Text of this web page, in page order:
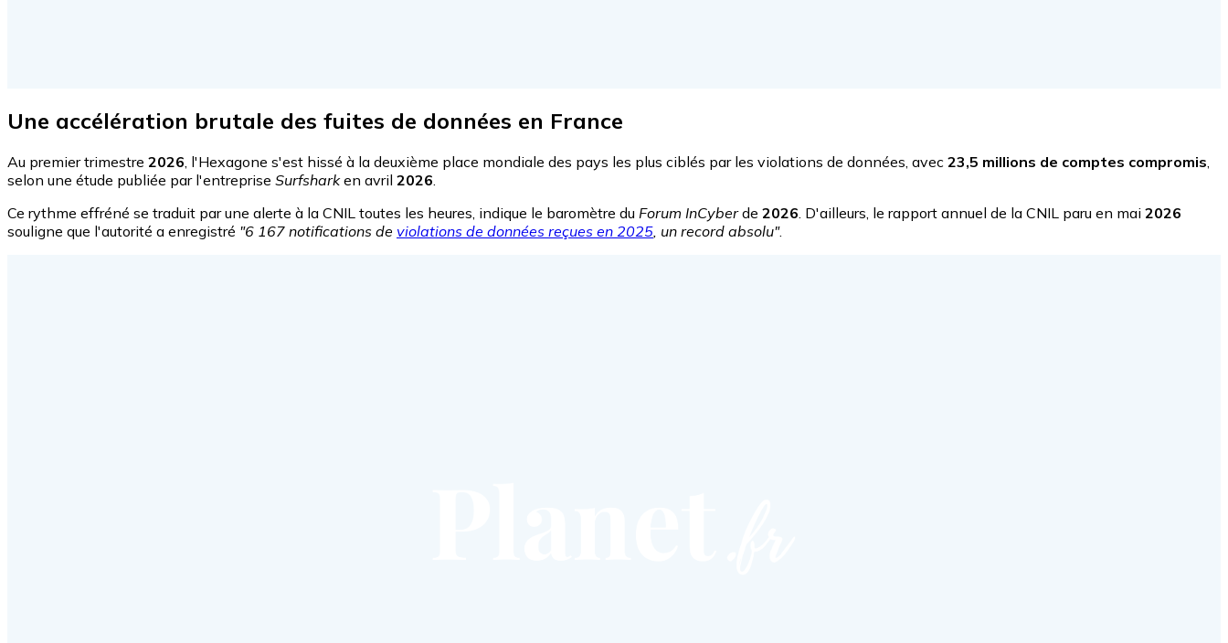
Une accélération brutale des fuites de données en France
Au premier trimestre 2026 , l'Hexagone s'est hissé à la deuxième place mondiale des pays les plus ciblés par les violations de données, avec 23,5 millions de comptes compromis
selon une étude publiée par l'entreprise Surfsharken avril 2026
Ce rythme effréné se traduit par une alerte à la CNIL toutes les heures, indique le baromètre du Forum InCyberde 2026 . D'ailleurs, le rapport annuel de la CNIL paru en mai 2026
souligne que l'autorité a enregistré "6 167 notifications de violations de données reçues en 2025 , un record absolu".